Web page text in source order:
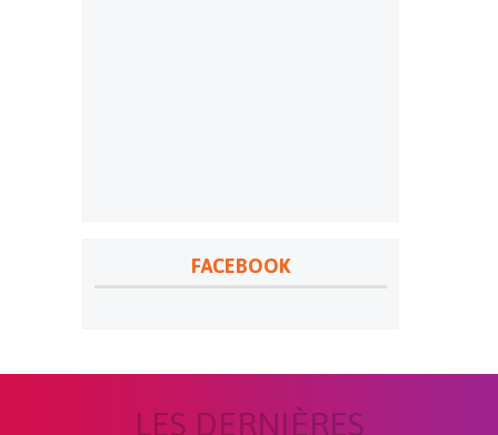
FACEBOOK
LES DERNIÈRES